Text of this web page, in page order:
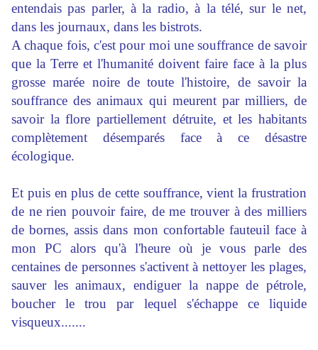
entendais pas parler, à la radio, à la télé, sur le net,
dans les journaux, dans les bistrots.
A chaque fois, c'est pour moi une souffrance de savoir
que la Terre et l'humanité doivent faire face à la plus
grosse marée noire de toute l'histoire, de savoir la
souffrance des animaux qui meurent par milliers, de
savoir la flore partiellement détruite, et les habitants
complètement désemparés face à ce désastre
écologique.
Et puis en plus de cette souffrance, vient la frustration
de ne rien pouvoir faire, de me trouver à des milliers
de bornes, assis dans mon confortable fauteuil face à
mon PC alors qu'à l'heure où je vous parle des
centaines de personnes s'activent à nettoyer les plages,
sauver les animaux, endiguer la nappe de pétrole,
boucher le trou par lequel s'échappe ce liquide
visqueux.......